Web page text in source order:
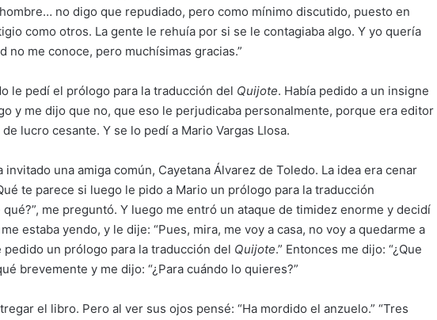
no digo que repudiado, pero como mínimo discutido, puesto en
como otros. La gente le rehuía por si se le contagiaba algo. Y yo quería
no me conoce, pero muchísimas gracias.”
le pedí el prólogo para la traducción del Quijote. Había pedido a un insigne
y me dijo que no, que eso le perjudicaba personalmente, porque era editor
lucro cesante. Y se lo pedí a Mario Vargas Llosa.
una amiga común, Cayetana Álvarez de Toledo. La idea era cenar
te parece si luego le pido a Mario un prólogo para la traducción
qué?”, me preguntó. Y luego me entró un ataque de timidez enorme y decidí
estaba yendo, y le dije: “Pues, mira, me voy a casa, no voy a quedarme a
un prólogo para la traducción del Quijote.” Entonces me dijo: “¿Que
brevemente y me dijo: “¿Para cuándo lo quieres?”
el libro. Pero al ver sus ojos pensé: “Ha mordido el anzuelo.” “Tres